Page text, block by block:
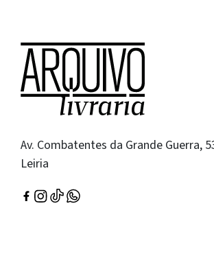
Av. Combatentes da Grande Guerra,
Leiria